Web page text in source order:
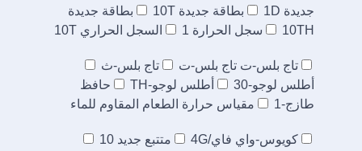
جديدة 1D
بطاقة جديدة 10T
بطاقة جديدة
10TH
سجل الحرارة 1 السجل الحراري 10T
تاج بلس-ت تاج بلس-ت
تاج بلس-ث
أطلس لوجو-30
أطلس لوجو-TH
حافظ
طازج-1
مقياس حرارة الطعام المقاوم للماء
كويوس-واي فاي/4G
متتبع جديد 10